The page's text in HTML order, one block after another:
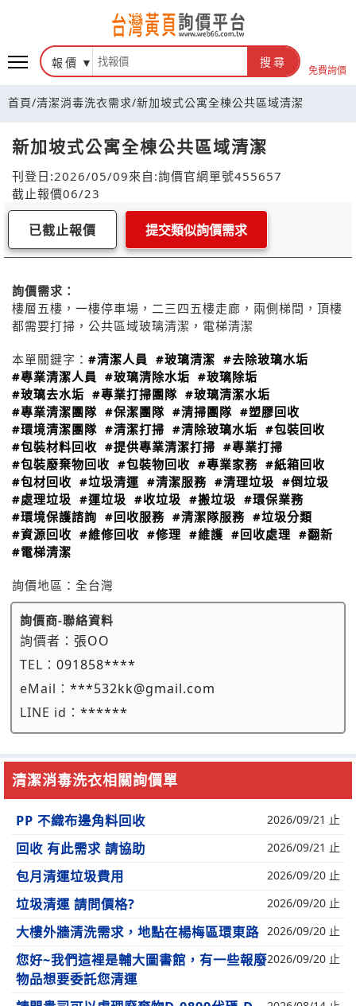
報價 搜尋
免費詢價
首頁/清潔消毒洗衣需求/新加坡式公寓全棟公共區域清潔
新加坡式公寓全棟公共區域清潔
刊登日:2026/05/09來自:詢價官網單號455657
截止報價06/23
已截止報價 提交類似詢價需求
詢價需求：
樓層五樓，一樓停車場，二三四五樓走廊，兩側梯間，頂樓
都需要打掃，公共區域玻璃清潔，電梯清潔
本單關鍵字： #清潔人員 #玻璃清潔 #去除玻璃水垢
#專業清潔人員 #玻璃清除水垢 #玻璃除垢
#玻璃去水垢 #專業打掃團隊 #玻璃清潔水垢
#專業清潔團隊 #保潔團隊 #清掃團隊 #塑膠回收
#環境清潔團隊 #清潔打掃 #清除玻璃水垢 #包裝回收
#包裝材料回收 #提供專業清潔打掃 #專業打掃
#包裝廢棄物回收 #包裝物回收 #專業家務 #紙箱回收
#包材回收 #垃圾清運 #清潔服務 #清理垃圾 #倒垃圾
#處理垃圾 #運垃圾 #收垃圾 #搬垃圾 #環保業務
#環境保護諮詢 #回收服務 #清潔隊服務 #垃圾分類
#資源回收 #維修回收 #修理 #維護 #回收處理 #翻新
#電梯清潔
詢價地區： 全台灣
詢價商-聯絡資料
詢價者： 張OO
TEL： 091858****
eMail： ***532kk@gmail.com
LINE id： ******
清潔消毒洗衣相關詢價單
PP 不織布邊角料回收 2026/09/21 止
回收 有此需求 請協助 2026/09/21 止
包月清運垃圾費用 2026/09/20 止
垃圾清運 請問價格? 2026/09/20 止
大樓外牆清洗需求，地點在楊梅區環東路 2026/09/20 止
您好~我們這裡是輔大圖書館，有一些報廢
物品想要委託您清運
2026/09/20 止